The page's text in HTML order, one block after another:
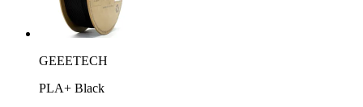
GEEETECH
PLA+ Black